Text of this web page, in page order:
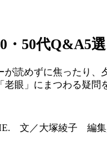
50代Q&A5選
が読めずに焦ったり
眼」にまつわる疑問
文／大塚綾子 編集